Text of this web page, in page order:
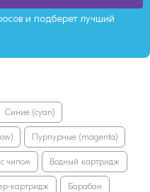
и подберет лучший
Синие (cyan)
Пурпурные (magenta)
чипом Водный картридж
картридж Барабан